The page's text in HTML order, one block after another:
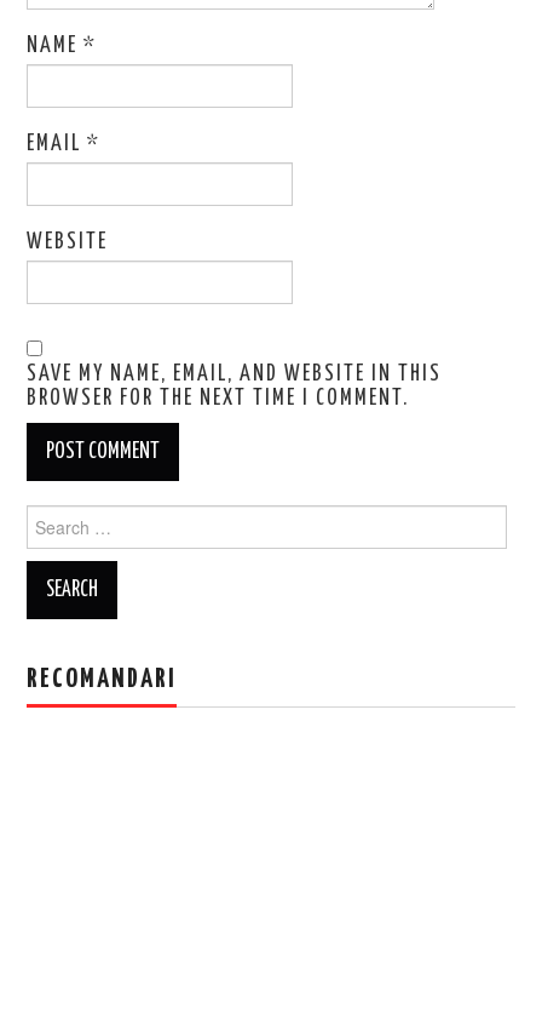
NAME*
EMAIL*
WEBSITE
SAVE MY NAME, EMAIL, AND WEBSITE IN THIS
BROWSER FOR THE NEXT TIME I COMMENT.
for:
RECOMANDARI